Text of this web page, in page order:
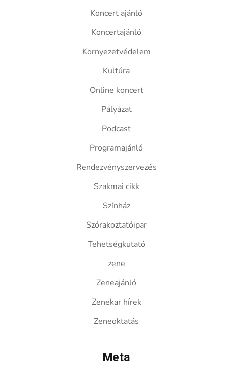
Koncert ajánló
Koncertajánló
Környezetvédelem
Kultúra
Online koncert
Pályázat
Podcast
Programajánló
Rendezvényszervezés
Szakmai cikk
Színház
Szórakoztatóipar
Tehetségkutató
zene
Zeneajánló
Zenekar hírek
Zeneoktatás
Meta